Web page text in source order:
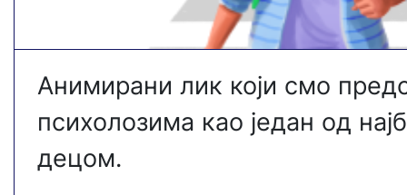
Aнимирани лик који смо
психолозима као један од
децом.